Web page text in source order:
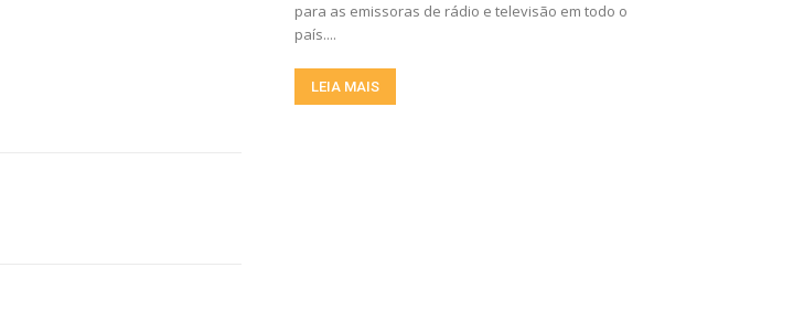
para as emissoras de rádio e televisão em todo o
país....
LEIA MAIS